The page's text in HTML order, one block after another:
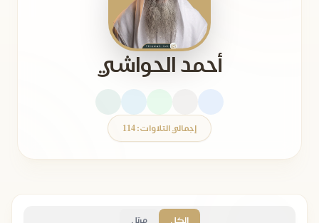
أحمد الحواشي
إجمالي التلاوات: 114
الكل مرتل